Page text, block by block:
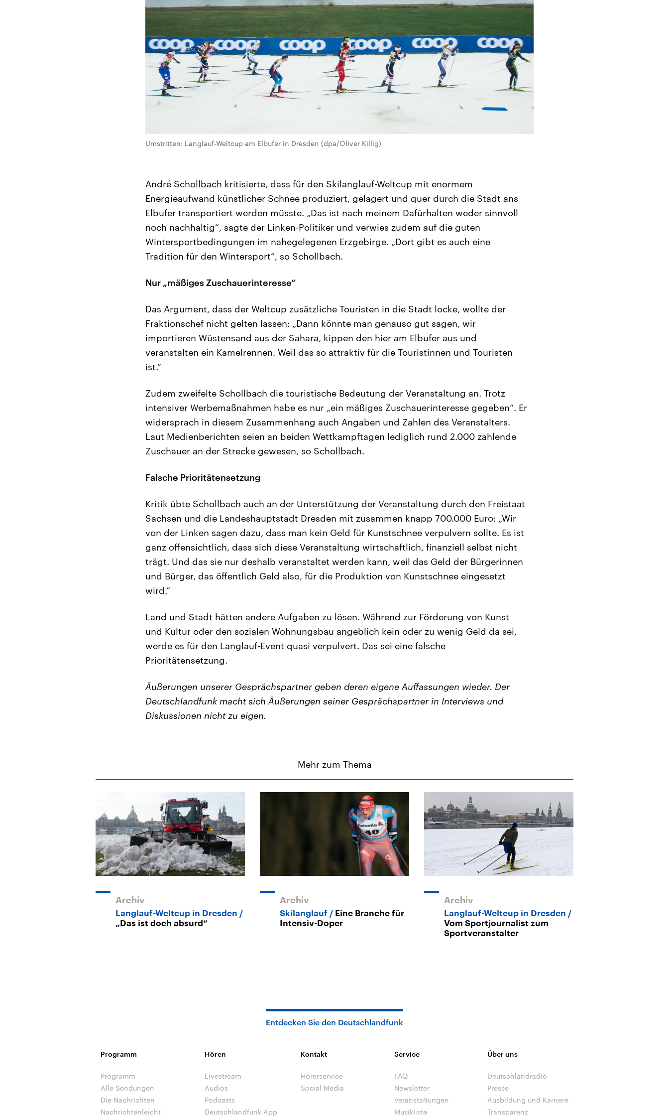
Umstritten: Langlauf-Weltcup am Elbufer in Dresden (dpa/Oliver Killig)
André Schollbach kritisierte, dass für den Skilanglauf-Weltcup mit enormem
Energieaufwand künstlicher Schnee produziert, gelagert und quer durch die Stadt ans
Elbufer transportiert werden müsste. „Das ist nach meinem Dafürhalten weder sinnvoll
noch nachhaltig“, sagte der Linken-Politiker und verwies zudem auf die guten
Wintersportbedingungen im nahegelegenen Erzgebirge. „Dort gibt es auch eine
Tradition für den Wintersport“, so Schollbach.
Nur „mäßiges Zuschauerinteresse“
Das Argument, dass der Weltcup zusätzliche Touristen in die Stadt locke, wollte der
Fraktionschef nicht gelten lassen: „Dann könnte man genauso gut sagen, wir
importieren Wüstensand aus der Sahara, kippen den hier am Elbufer aus und
veranstalten ein Kamelrennen. Weil das so attraktiv für die Touristinnen und Touristen
ist.“
Zudem zweifelte Schollbach die touristische Bedeutung der Veranstaltung an. Trotz
intensiver Werbemaßnahmen habe es nur „ein mäßiges Zuschauerinteresse gegeben“. Er
widersprach in diesem Zusammenhang auch Angaben und Zahlen des Veranstalters.
Laut Medienberichten seien an beiden Wettkampftagen lediglich rund 2.000 zahlende
Zuschauer an der Strecke gewesen, so Schollbach.
Falsche Prioritätensetzung
Kritik übte Schollbach auch an der Unterstützung der Veranstaltung durch den Freistaat
Sachsen und die Landeshauptstadt Dresden mit zusammen knapp 700.000 Euro: „Wir
von der Linken sagen dazu, dass man kein Geld für Kunstschnee verpulvern sollte. Es ist
ganz offensichtlich, dass sich diese Veranstaltung wirtschaftlich, finanziell selbst nicht
trägt. Und das sie nur deshalb veranstaltet werden kann, weil das Geld der Bürgerinnen
und Bürger, das öffentlich Geld also, für die Produktion von Kunstschnee eingesetzt
wird.“
Land und Stadt hätten andere Aufgaben zu lösen. Während zur Förderung von Kunst
und Kultur oder den sozialen Wohnungsbau angeblich kein oder zu wenig Geld da sei,
werde es für den Langlauf-Event quasi verpulvert. Das sei eine falsche
Prioritätensetzung.
Äußerungen unserer Gesprächspartner geben deren eigene Auffassungen wieder. Der
Deutschlandfunk macht sich Äußerungen seiner Gesprächspartner in Interviews und
Diskussionen nicht zu eigen.
Mehr zum Thema
Archiv
Langlauf-Weltcup in Dresden
„Das ist doch absurd“
Archiv
Skilanglauf
Eine Branche für
Intensiv-Doper
Archiv
Langlauf-Weltcup in Dresden
Vom Sportjournalist zum
Sportveranstalter
Entdecken Sie den Deutschlandfunk
Programm
Programm
Alle Sendungen
Die Nachrichten
Nachrichtenleicht
Hören
Livestream
Audios
Podcasts
Deutschlandfunk App
Kontakt
Hörerservice
Social Media
Service
FAQ
Newsletter
Veranstaltungen
Musikliste
Über uns
Deutschlandradio
Presse
Ausbildung und Karriere
Transparenz